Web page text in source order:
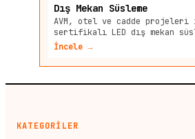
Dış Mekan Süsleme
AVM, otel ve cadde projeleri
sertifikalı LED dış mekan
İncele →
KATEGORİLER